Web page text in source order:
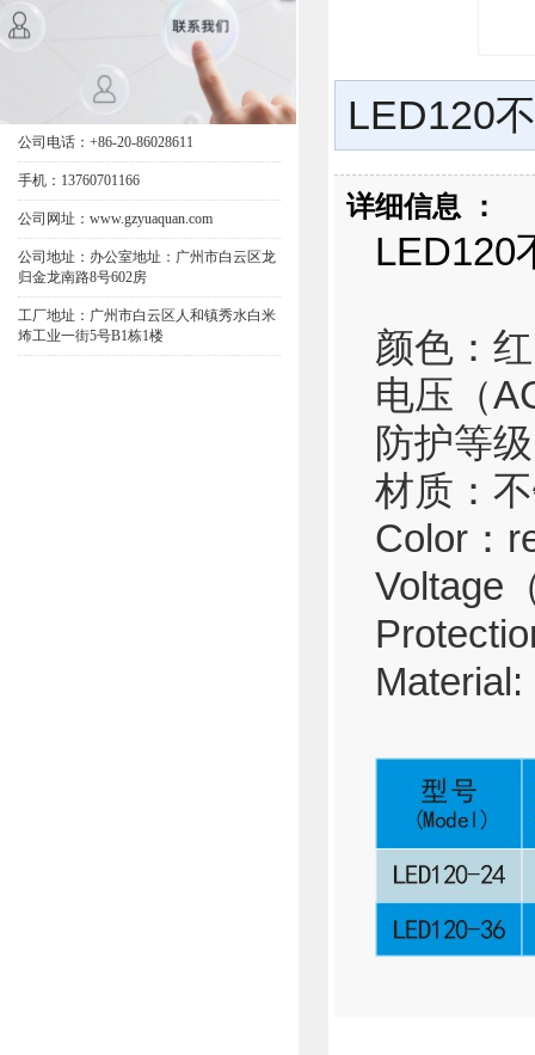
公司电话：+86-20-86028611
手机：13760701166
公司网址：www.gzyuaquan.com
公司地址：办公室地址：广州市白云区龙
归金龙南路8号602房
工厂地址：广州市白云区人和镇秀水白米
㘵工业一街5号B1栋1楼
LED120
详细信息 ：
LED120
颜色：
电压（
防护等
材质：
Color ：
Voltage